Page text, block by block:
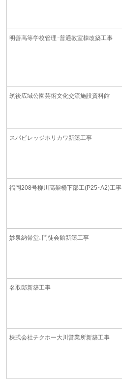
明善高等学校管理･普通教室棟改築工事
筑後広域公園芸術文化交流施設資料館
スパビレッジホリカワ新築工事
福岡208号柳川高架橋下部工(P25･A2)工事
妙泉納骨堂､門徒会館新築工事
名取邸新築工事
株式会社チクホー大川営業所新築工事